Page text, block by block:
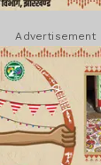
Advertisement